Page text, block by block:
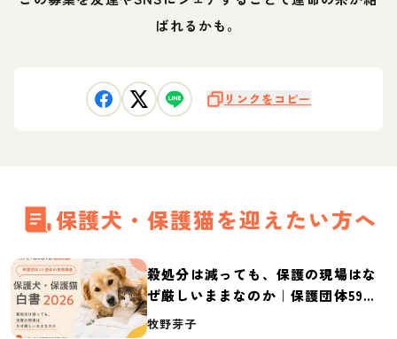
ばれるかも。
リンクをコピー
保護犬・保護猫を迎えたい方へ
殺処分は減っても、保護の現場はな
ぜ厳しいままなのか｜保護団体59団
体の実態調査【保護犬・保護猫白書
牧野芽子